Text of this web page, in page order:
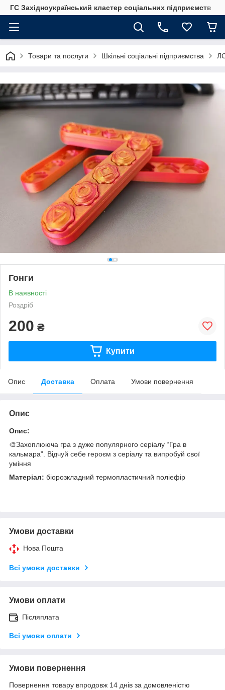
ГС Західноукраїнський кластер соціальних підприємств
Товари та послуги Шкільні соціальні підприємства
Гонги
В наявності
Роздріб
200 ₴
Купити
Опис Доставка Оплата Умови повернення
Опис
Опис:
🎨Захоплююча гра з дуже популярного серіалу “Гра в
кальмара”. Відчуй себе героєм з серіалу та випробуй свої
уміння
Матеріал: біорозкладний термопластичний поліефір
Умови доставки
Нова Пошта
Всі умови доставки
Умови оплати
Післяплата
Всі умови оплати
Умови повернення
Повернення товару впродовж 14 днів за домовленістю